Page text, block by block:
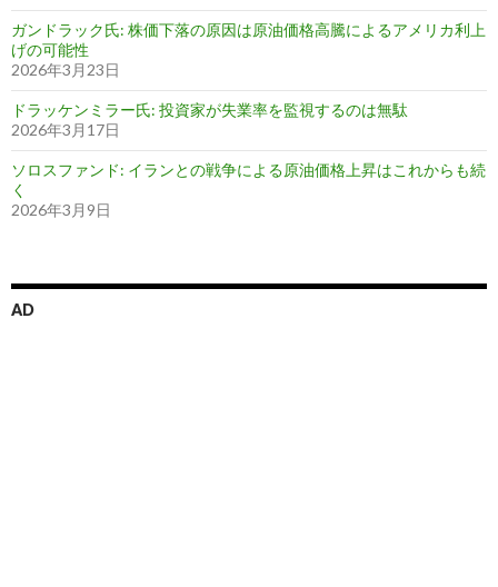
ガンドラック氏: 株価下落の原因は原油価格高騰によるアメリカ利上
げの可能性
2026年3月23日
ドラッケンミラー氏: 投資家が失業率を監視するのは無駄
2026年3月17日
ソロスファンド: イランとの戦争による原油価格上昇はこれからも続
く
2026年3月9日
AD